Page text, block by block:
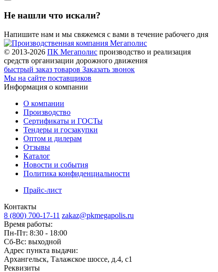
Не нашли что искали?
Напишите нам и мы свяжемся с вами в течение рабочего дня
© 2013-2026 ПК Мегаполис производство и реализация
средств организации дорожного движения
быстрый заказ товаров Заказать звонок
Мы на сайте поставщиков
Информация о компании
О компании
Производство
Сертификаты и ГОСТы
Тендеры и госзакупки
Оптом и дилерам
Отзывы
Каталог
Новости и события
Политика конфиденциальности
Прайс-лист
Контакты
8 (800) 700-17-11 zakaz@pkmegapolis.ru
Время работы:
Пн-Пт: 8:30 - 18:00
Сб-Вс: выходной
Адрес пункта выдачи:
Архангельск, Талажское шоссе, д.4, с1
Реквизиты